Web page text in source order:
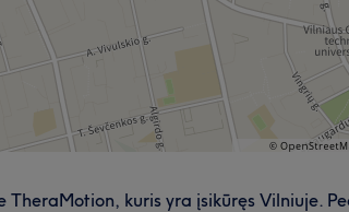
kuris yra įsikūręs Vilniuje.